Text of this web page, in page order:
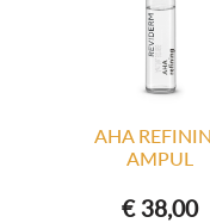
AHA
AMPUL
€38,00